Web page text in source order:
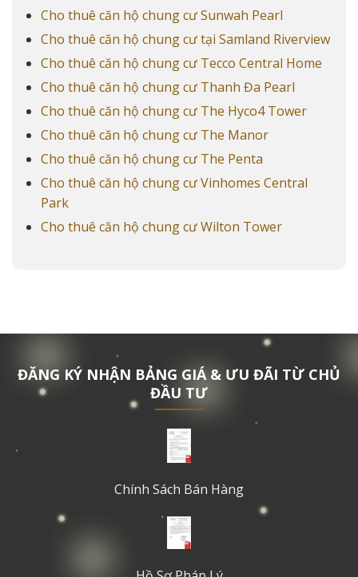
Cho thuê căn hộ chung cư Sunwah Pearl
Cho thuê căn hộ chung cư tại Samland Riverview
Cho thuê căn hộ chung cư Tecco Central Home
Cho thuê căn hộ chung cư Thanh Đa Pearl
Cho thuê căn hộ chung cư The Hyco4 Tower
Cho thuê căn hộ chung cư The Manor
Cho thuê căn hộ chung cư The Penta
Cho thuê căn hộ chung cư Vinhomes Central
Park
Cho thuê căn hộ chung cư Wilton Tower
ĐĂNG KÝ NHẬN BẢNG GIÁ & ƯU ĐÃI TỪ CHỦ
ĐẦU TƯ
Chính Sách Bán Hàng